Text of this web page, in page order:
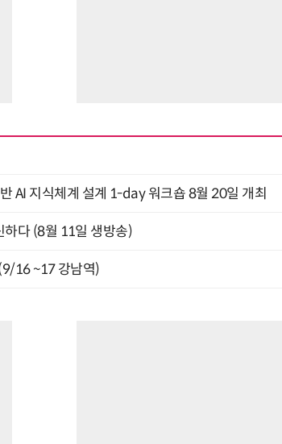
AI 지식체계 설계 1-day 워크숍 8월 20일 개최
하다 (8월 11일 생방송)
16 ~17 강남역)